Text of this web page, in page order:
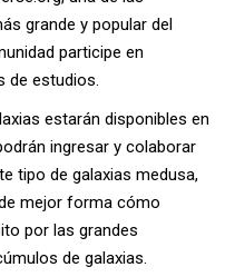
grande y popular del
participe en
de estudios.
estarán disponibles en
ingresar y colaborar
tipo de galaxias medusa,
mejor forma cómo
por las grandes
de galaxias.